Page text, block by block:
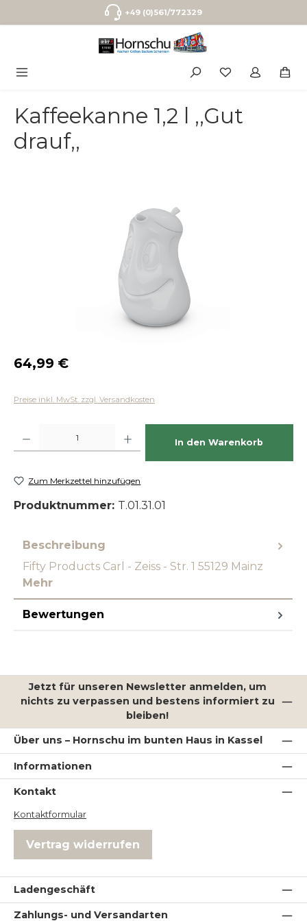
Zum Hauptinhalt springen+49 (0)561/772329
Kaffeekanne 1,2 l ,,Gut
drauf,,
Regulärer Preis:
64,99 €
Preise inkl. MwSt. zzgl. Versandkosten
In den Warenkorb
Zum Merkzettel hinzufügen
Produktnummer: T.01.31.01
Beschreibung
Fifty Products Carl - Zeiss - Str. 1 55129 Mainz
Mehr
Bewertungen
Jetzt für unseren Newsletter anmelden, um
nichts zu verpassen und bestens informiert zu
bleiben!
Über uns – Hornschu im bunten Haus in Kassel
Informationen
Kontakt
Kontaktformular
Vertrag widerrufen
Ladengeschäft
Zahlungs- und Versandarten